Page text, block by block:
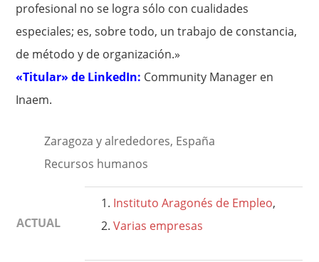
profesional no se logra sólo con cualidades
especiales; es, sobre todo, un trabajo de constancia,
de método y de organización.»
«Titular» de LinkedIn: Community Manager en
Inaem.
Zaragoza y alrededores, España
Recursos humanos
ACTUAL
Instituto Aragonés de Empleo,
Varias empresas